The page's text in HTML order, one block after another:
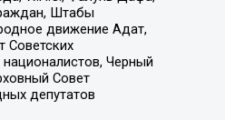
Штабы
движение Адат,
Советских
Черный
Совет
депутатов